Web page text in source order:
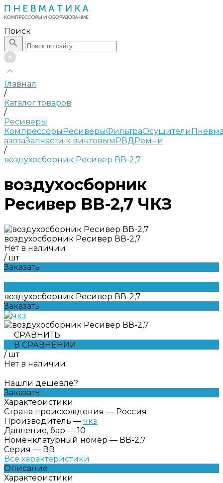
Поиск
Главная
/
Каталог товаров
/
Ресиверы
КомпрессорыРесиверыФильтраОсушители
азотаЗапчасти к винтовымРВДРемни
/
воздухосборник Ресивер ВВ-2,7
воздухосборник
Ресивер ВВ-2,7 ЧКЗ
воздухосборник Ресивер ВВ-2,7
Нет в наличии
/ шт
Заказать
воздухосборник Ресивер ВВ-2,7
Заказать
СРАВНИТЬ
В СРАВНЕНИИ
/ шт
Нет в наличии
Нашли дешевле?
Заказать
Характеристики
Страна происхождения — Россия
Производитель — чкз
Давление, бар — 10
Номенклатурный номер — ВВ-2,7
Серия — ВВ
Все характеристики
Описание
Характеристики